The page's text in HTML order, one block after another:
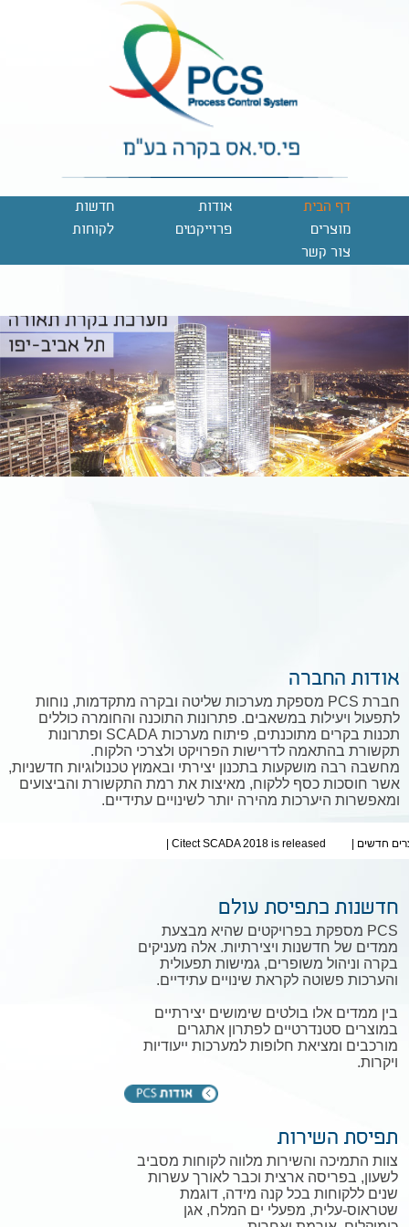
דף הבית אודות
חדשות
מוצרים
פרוייקטים
לקוחות
צור קשר
אודות החברה
חברת PCS מספקת מערכות שליטה ובקרה מתקדמות, נוחות
לתפעול ויעילות במשאבים. פתרונות התוכנה והחומרה כוללים
תכנות בקרים מתוכנתים, פיתוח מערכות SCADA ופתרונות
תקשורת בהתאמה לדרישות הפרויקט ולצרכי הלקוח.
מחשבה רבה מושקעות בתכנון יצירתי ובאמוץ טכנולוגיות חדשניות,
אשר חוסכות כסף ללקוח, מאיצות את רמת התקשורת והביצועים
ומאפשרות היערכות מהירה יותר לשינויים עתידיים.
Citect SCADA 2018 is released | חדשים |
חדשנות כתפיסת עולם
PCS מספקת בפרויקטים שהיא מבצעת
ממדים של חדשנות ויצירתיות. אלה מעניקים
בקרה וניהול משופרים, גמישות תפעולית
והערכות פשוטה לקראת שינויים עתידיים.
בין ממדים אלו בולטים שימושים יצירתיים
במוצרים סטנדרטיים לפתרון אתגרים
מורכבים ומציאת חלופות למערכות ייעודיות
ויקרות.
תפיסת השירות
צוות התמיכה והשירות מלווה לקוחות מסביב
לשעון, בפריסה ארצית וכבר לאורך עשרות
שנים ללקוחות בכל קנה מידה, דוגמת
שטראוס-עלית, מפעלי ים המלח, אגן